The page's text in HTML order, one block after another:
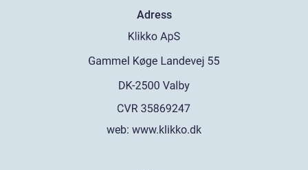
Adress
web: www.klikko.dk